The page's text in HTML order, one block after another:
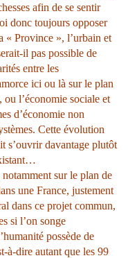
afin de se sentir
donc toujours opposer
« Province », l’urbain et
il pas possible de
entre les
ici ou là sur le plan
l’économie sociale et
d’économie non
Cette évolution
s’ouvrir davantage plutôt
sur le plan de
une France, justement
dans ce projet commun,
si l’on songe
possède de
à-dire autant que les 99